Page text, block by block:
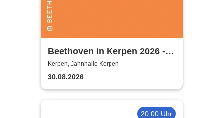
Beethoven in Kerpen 2026 -
Sommerkonzerte 2026
Kerpen, Jahnhalle Kerpen
30.08.2026
20:00 Uhr